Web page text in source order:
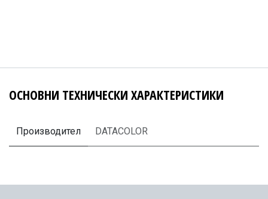
ОСНОВНИ ТЕХНИЧЕСКИ ХАРАКТЕРИСТИКИ
Производител DATACOLOR